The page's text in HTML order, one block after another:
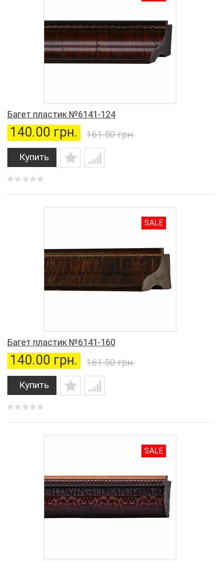
Багет пластик №6141-124
140.00 грн.
161.50 грн.
Купить
SALE
Багет пластик №6141-160
140.00 грн.
161.50 грн.
Купить
SALE